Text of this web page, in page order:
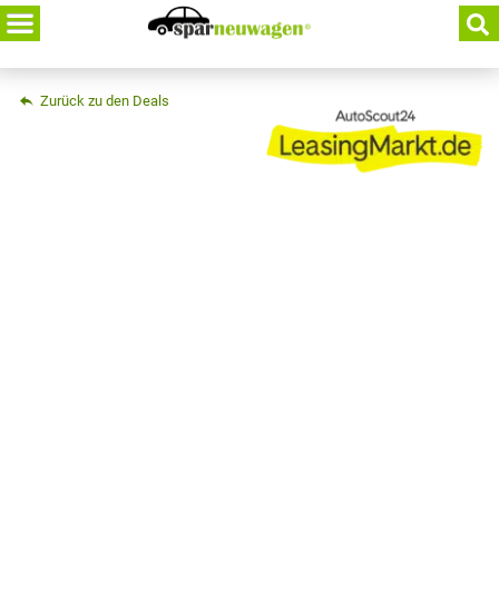
Skip
to
content
Zurück zu den Deals